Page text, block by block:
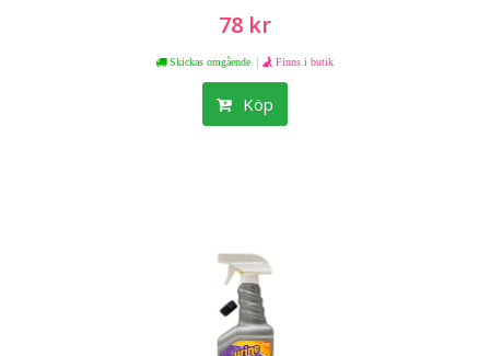
78 kr
Skickas omgående | Finns i butik
Köp